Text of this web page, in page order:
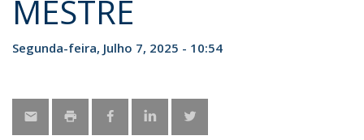
MESTRE
Segunda-feira, Julho 7, 2025 - 10:54